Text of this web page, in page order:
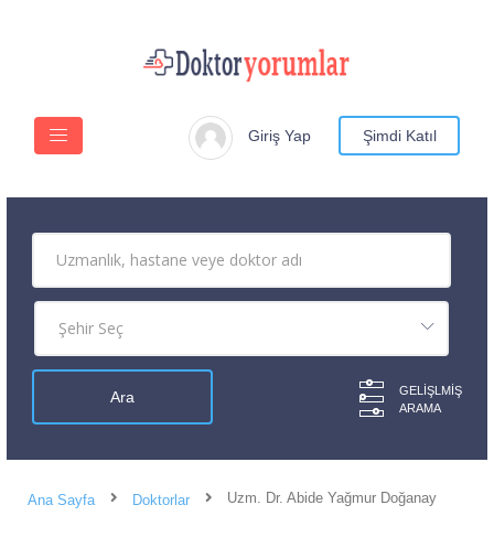
Giriş Yap Şimdi Katıl
GELIŞLMIŞ
ARAMA
Ana Sayfa Doktorlar Uzm. Dr. Abide Yağmur Doğanay